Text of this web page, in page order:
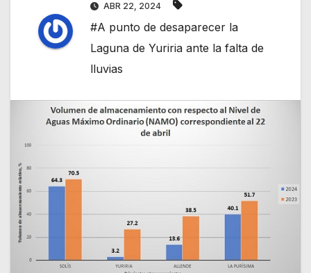
ABR 22, 2024
#A punto de desaparecer la
Laguna de Yuriria ante la falta de
lluvias